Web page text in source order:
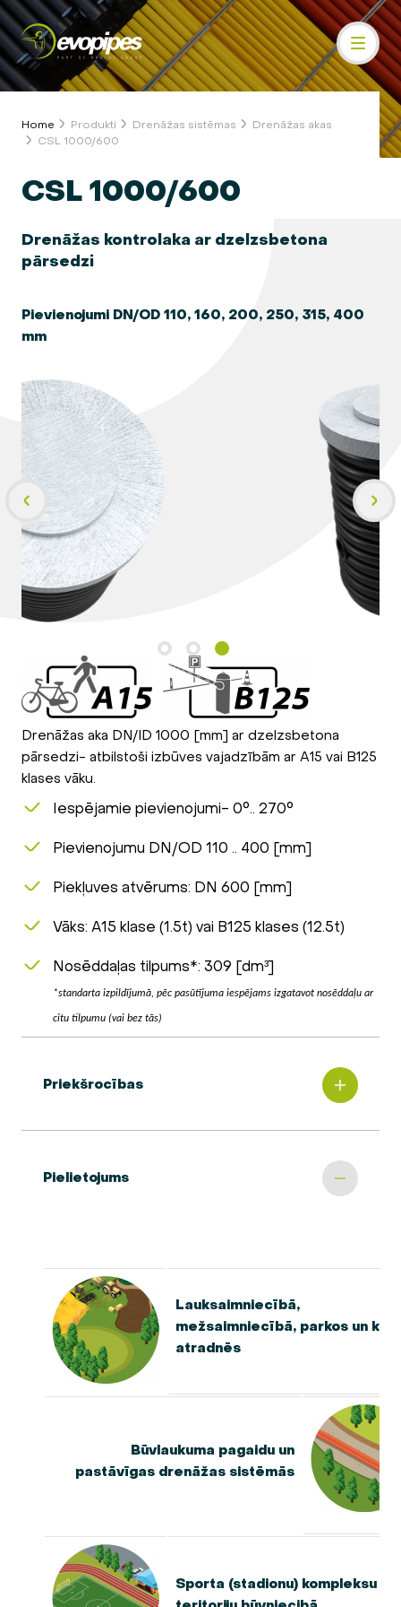
Home Produkti Drenāžas sistēmas
Drenāžas akas
CSL 1000/600
CSL 1000/600
Drenāžas kontrolaka ar dzelzsbetona
pārsedzi
Pievienojumi DN/OD 110, 160, 200, 250, 315, 400
mm
Drenāžas aka DN/ID 1000 [mm] ar dzelzsbetona
pārsedzi- atbilstoši izbūves vajadzībām ar A15 vai B125
klases vāku.
Iespējamie pievienojumi- 0°.. 270°
Pievienojumu DN/OD 110 .. 400 [mm]
Piekļuves atvērums: DN 600 [mm]
Vāks: A15 klase (1.5t) vai B125 klases (12.5t)
Nosēddaļas tilpums*: 309 [dm³]
*standarta izpildījumā, pēc pasūtījuma iespējams izgatavot nosēddaļu ar
citu tilpumu (vai bez tās)
Priekšrocības
Pielietojums
Lauksaimniecībā,
mežsaimniecībā, parkos un
atradnēs
Būvlaukuma pagaidu un
pastāvīgas drenāžas sistēmās
Sporta (stadionu) kompleksu un